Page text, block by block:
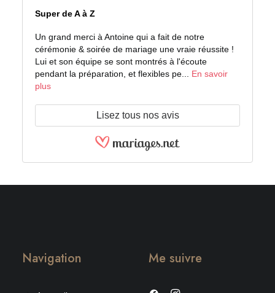
Super de A à Z
Un grand merci à Antoine qui a fait de notre
cérémonie & soirée de mariage une vraie réussite !
Lui et son équipe se sont montrés à l'écoute
pendant la préparation, et flexibles pe... En savoir
plus
Lisez tous nos avis
Navigation Me suivre